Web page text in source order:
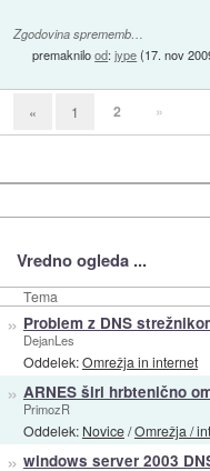
Zgodovina sprememb…
premaknilood:jype(17. nov
« 1 2 »
Vredno ogleda ...
Tema
» Problem z DNS
DejanLes
Oddelek:Omrežja in internet
» ARNES širi hrbtenično
PrimozR
Oddelek: Novice/Omrežja /
» windows server 2003